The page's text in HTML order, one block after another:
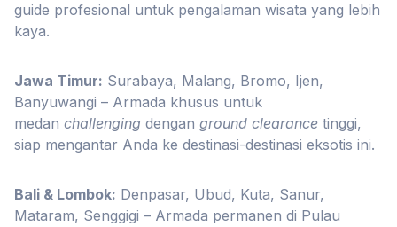
guide profesional untuk pengalaman wisata yang lebih
kaya.
Jawa Timur: Surabaya, Malang, Bromo, Ijen,
Banyuwangi – Armada khusus untuk
medan challenging dengan ground clearance tinggi,
siap mengantar Anda ke destinasi-destinasi eksotis ini.
Bali & Lombok: Denpasar, Ubud, Kuta, Sanur,
Mataram, Senggigi – Armada permanen di Pulau